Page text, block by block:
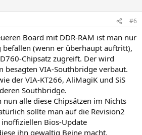
#6
Board mit DDR-RAM ist man nur
befallen (wenn er überhaupt auftritt),
Chipsatz zugreift. Der wird
besagten VIA-Southbridge verbaut.
der VIA-KT266, AliMagiK und SiS
Southbridge.
alle diese Chipsätzen im Nichts
sollte man auf die Revision2
Bios-Update
ihn gewaltig Beine macht.